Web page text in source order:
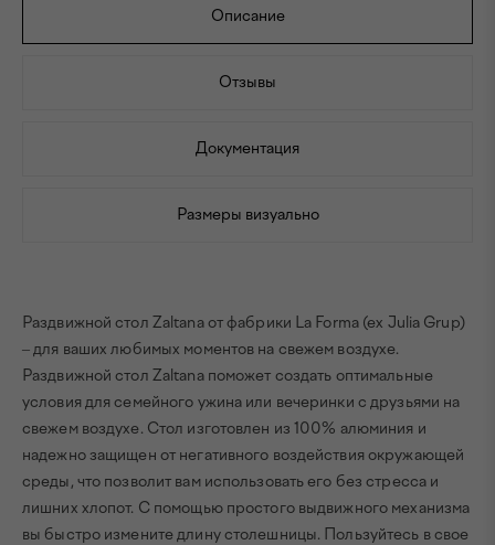
Описание
Отзывы
Документация
Размеры визуально
Раздвижной стол Zaltana от фабрики La Forma (ex Julia Grup)
– для ваших любимых моментов на свежем воздухе.
Раздвижной стол Zaltana поможет создать оптимальные
условия для семейного ужина или вечеринки с друзьями на
свежем воздухе. Стол изготовлен из 100% алюминия и
надежно защищен от негативного воздействия окружающей
среды, что позволит вам использовать его без стресса и
лишних хлопот. С помощью простого выдвижного механизма
вы быстро измените длину столешницы. Пользуйтесь в свое